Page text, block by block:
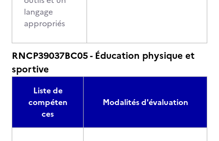
langage
appropriés
RNCP39037BC05 - Éducation physique et
sportive
Liste de
compéten
ces
Modalités d'évaluation